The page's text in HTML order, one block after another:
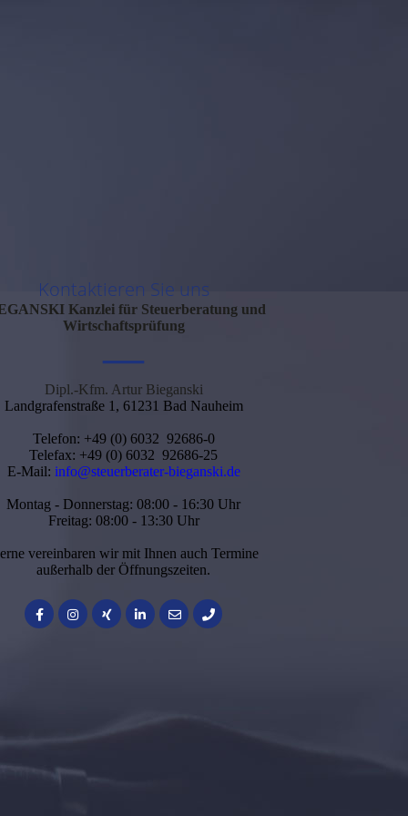
Kontaktieren Sie uns
Kanzlei für Steuerberatung und
Wirtschaftsprüfung
—
Dipl.-Kfm. Artur Bieganski
Landgrafenstraße 1, 61231 Bad Nauheim
Telefon: +49 (0) 6032 92686-0
Telefax: +49 (0) 6032 92686-25
E-Mail: info@steuerberater-bieganski.de
Montag - Donnerstag: 08:00 - 16:30 Uhr
Freitag: 08:00 - 13:30 Uhr
vereinbaren wir mit Ihnen auch Termine
außerhalb der Öffnungszeiten.